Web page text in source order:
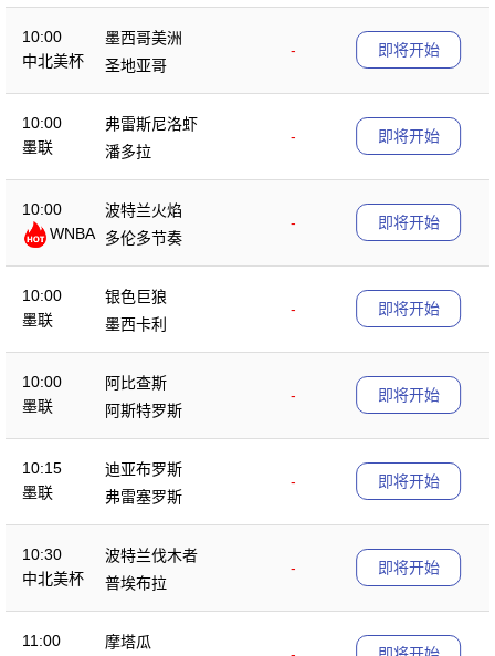
10:00
中北美杯
墨西哥美洲
-
圣地亚哥
即将开始
10:00
墨联
弗雷斯尼洛虾
-
潘多拉
即将开始
10:00
WNBA
波特兰火焰
-
多伦多节奏
即将开始
10:00
墨联
银色巨狼
-
墨西卡利
即将开始
10:00
墨联
阿比查斯
-
阿斯特罗斯
即将开始
10:15
墨联
迪亚布罗斯
-
弗雷塞罗斯
即将开始
10:30
中北美杯
波特兰伐木者
-
普埃布拉
即将开始
11:00
摩塔瓜